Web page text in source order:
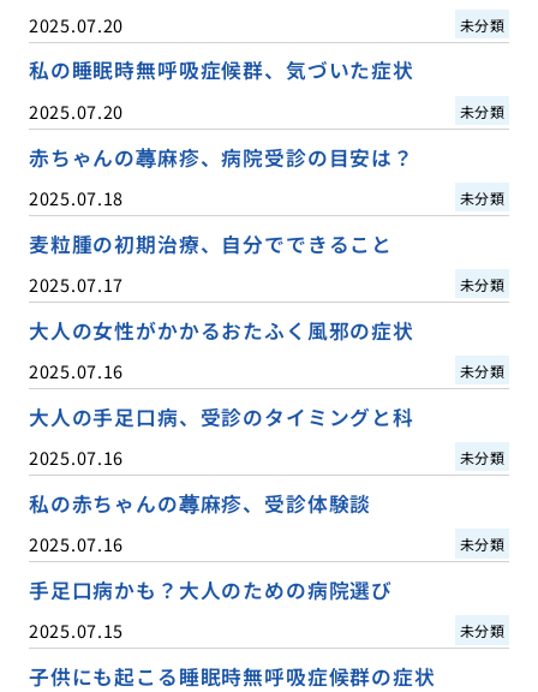
2025.07.20 未分類
私の睡眠時無呼吸症候群、気づいた症状
2025.07.20 未分類
赤ちゃんの蕁麻疹、病院受診の目安は？
2025.07.18 未分類
麦粒腫の初期治療、自分でできること
2025.07.17 未分類
大人の女性がかかるおたふく風邪の症状
2025.07.16 未分類
大人の手足口病、受診のタイミングと科
2025.07.16 未分類
私の赤ちゃんの蕁麻疹、受診体験談
2025.07.16 未分類
手足口病かも？大人のための病院選び
2025.07.15 未分類
子供にも起こる睡眠時無呼吸症候群の症状